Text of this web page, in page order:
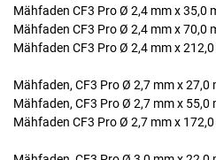
Mähfaden CF3 Pro Ø 2,4 mm x 35,0
Mähfaden CF3 Pro Ø 2,4 mm x 70,0
Mähfaden CF3 Pro Ø 2,4 mm x
Mähfaden, CF3 Pro Ø 2,7 mm x 27,0
Mähfaden, CF3 Pro Ø 2,7 mm x 55,0
Mähfaden CF3 Pro Ø 2,7 mm x